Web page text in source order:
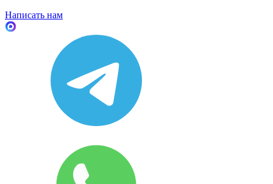
Написать нам